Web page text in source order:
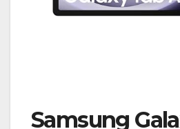
Samsung